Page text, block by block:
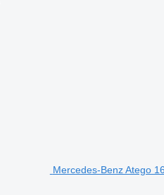
Mercedes-Benz Atego